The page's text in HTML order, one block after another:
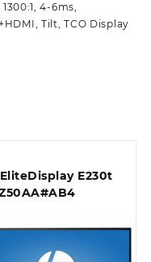
4-6ms,
Tilt, TCO Display
E230t